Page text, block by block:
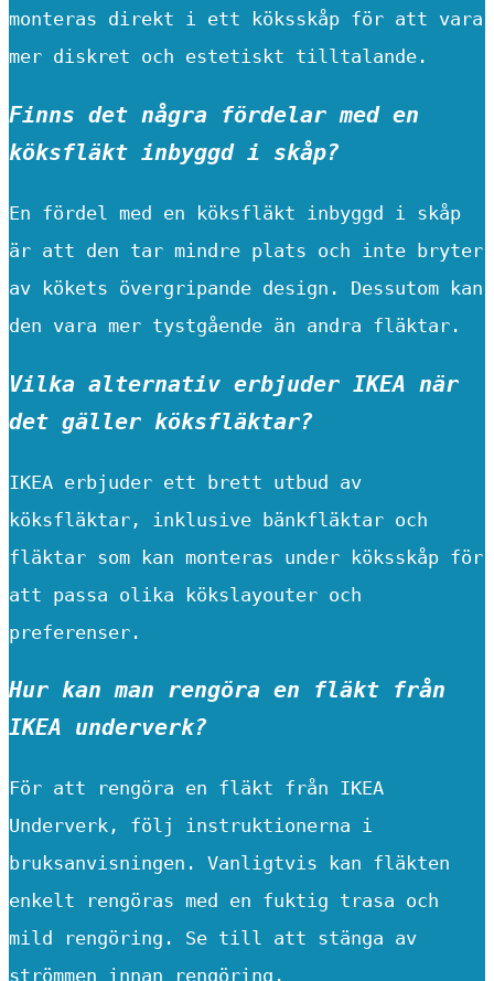
monteras direkt i ett köksskåp för att vara
mer diskret och estetiskt tilltalande.
Finns det några fördelar med en
köksfläkt inbyggd i skåp?
En fördel med en köksfläkt inbyggd i skåp
är att den tar mindre plats och inte bryter
av kökets övergripande design. Dessutom kan
den vara mer tystgående än andra fläktar.
Vilka alternativ erbjuder IKEA när
det gäller köksfläktar?
IKEA erbjuder ett brett utbud av
köksfläktar, inklusive bänkfläktar och
fläktar som kan monteras under köksskåp för
att passa olika kökslayouter och
preferenser.
Hur kan man rengöra en fläkt från
IKEA underverk?
För att rengöra en fläkt från IKEA
Underverk, följ instruktionerna i
bruksanvisningen. Vanligtvis kan fläkten
enkelt rengöras med en fuktig trasa och
mild rengöring. Se till att stänga av
strömmen innan rengöring.